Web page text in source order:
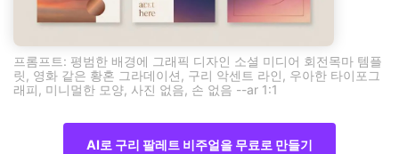
프롬프트: 평범한 배경에 그래픽 디자인 소셜 미디어 회전목마 템플
릿, 영화 같은 황혼 그라데이션, 구리 악센트 라인, 우아한 타이포그
래피, 미니멀한 모양, 사진 없음, 손 없음 --ar 1:1
AI로 구리 팔레트 비주얼을 무료로 만들기